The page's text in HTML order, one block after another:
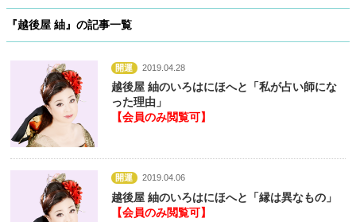
『越後屋 紬』の記事一覧
開運 2019.04.28
越後屋 紬のいろはにほへと「私が占い師にな
った理由」
【会員のみ閲覧可】
開運 2019.04.06
越後屋 紬のいろはにほへと「縁は異なもの」
【会員のみ閲覧可】